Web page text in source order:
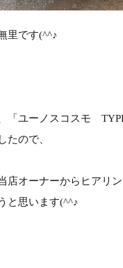
里です(^^♪
「ユーノスコスモ
たので、
店オーナーからヒアリ
と思います(^^♪